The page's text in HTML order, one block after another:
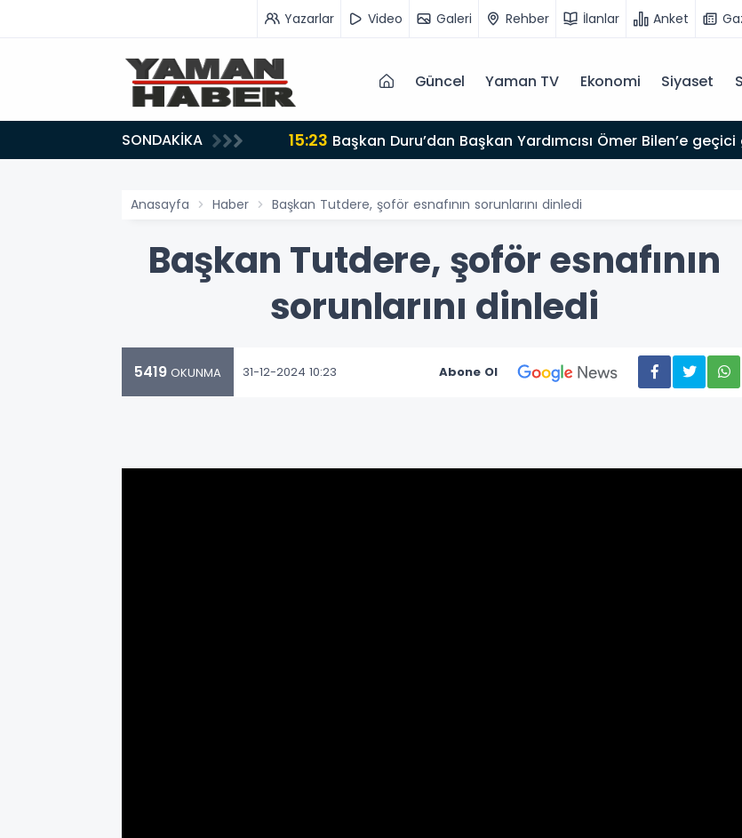
Yazarlar Video Galeri Rehber İlanlar Anket
Güncel Yaman TV Ekonomi Siyaset
SONDAKİKA 15:23 Başkan Duru’dan Başkan Yardımcısı Ömer Bilen’e
Anasayfa Haber Başkan Tutdere, şoför esnafının sorunlarını dinledi
Başkan Tutdere, şoför esnafının
sorunlarını dinledi
5419 OKUNMA 31-12-2024 10:23 Abone Ol